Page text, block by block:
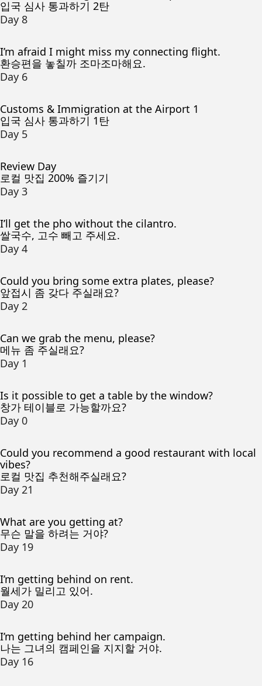
입국 심사 통과하기 2탄
Day 8
I’m afraid I might miss my connecting flight.
환승편을 놓칠까 조마조마해요.
Day 6
Customs & Immigration at the Airport 1
입국 심사 통과하기 1탄
Day 5
Review Day
로컬 맛집 200% 즐기기
Day 3
I’ll get the pho without the cilantro.
쌀국수, 고수 빼고 주세요.
Day 4
Could you bring some extra plates, please?
앞접시 좀 갖다 주실래요?
Day 2
Can we grab the menu, please?
메뉴 좀 주실래요?
Day 1
Is it possible to get a table by the window?
창가 테이블로 가능할까요?
Day 0
Could you recommend a good restaurant with local
vibes?
로컬 맛집 추천해주실래요?
Day 21
What are you getting at?
무슨 말을 하려는 거야?
Day 19
I’m getting behind on rent.
월세가 밀리고 있어.
Day 20
I’m getting behind her campaign.
나는 그녀의 캠페인을 지지할 거야.
Day 16